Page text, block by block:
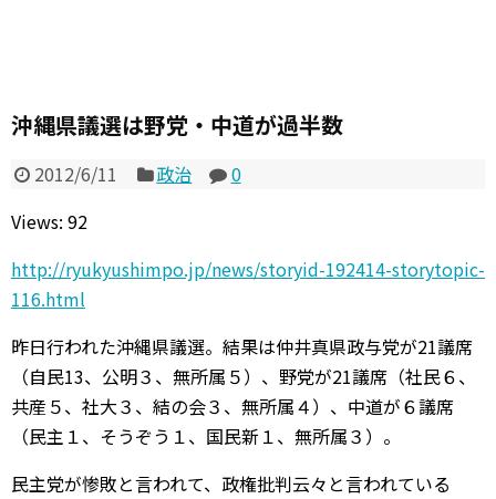
沖縄県議選は野党・中道が過半数
2012/6/11 政治
0
Views: 92
http://ryukyushimpo.jp/news/storyid-192414-storytopic-
116.html
昨日行われた沖縄県議選。結果は仲井真県政与党が21議席
（自民13、公明３、無所属５）、野党が21議席（社民６、
共産５、社大３、結の会３、無所属４）、中道が６議席
（民主１、そうぞう１、国民新１、無所属３）。
民主党が惨敗と言われて、政権批判云々と言われている